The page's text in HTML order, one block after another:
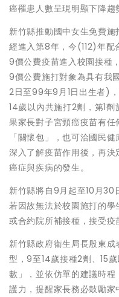
癌罹患人數呈現明顯下降趨
新竹縣推動國中女生免費
經進入第8年，今(112)年
9價公費疫苗進入校園接種
9價公費施打對象為具有我
2日至99年9月1日出生者)
14歲以內共施打2劑，第1
果家長對子宮頸癌疫苗有
「關懷包」，也可洽國民
深入了解疫苗作用後，再
癌症與疾病的發生。
新竹縣將自9月起至10月30
若因故無法於校園施打的學
或合約院所補接種，接受疫
新竹縣政府衛生局長殷東
型，9至14歲接種2劑、15
數」，並依仿單的建議時
護力，提醒家長務必鼓勵